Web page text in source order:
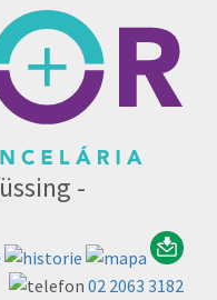
-
02 2063 3182